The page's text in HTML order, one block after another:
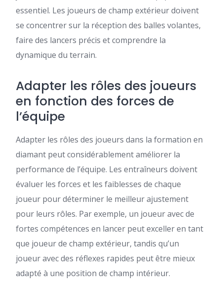
essentiel. Les joueurs de champ extérieur doivent
se concentrer sur la réception des balles volantes,
faire des lancers précis et comprendre la
dynamique du terrain.
Adapter les rôles des joueurs
en fonction des forces de
l’équipe
Adapter les rôles des joueurs dans la formation en
diamant peut considérablement améliorer la
performance de l’équipe. Les entraîneurs doivent
évaluer les forces et les faiblesses de chaque
joueur pour déterminer le meilleur ajustement
pour leurs rôles. Par exemple, un joueur avec de
fortes compétences en lancer peut exceller en tant
que joueur de champ extérieur, tandis qu’un
joueur avec des réflexes rapides peut être mieux
adapté à une position de champ intérieur.